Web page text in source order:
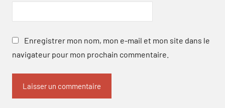
Enregistrer mon nom, mon e-mail et mon site dans le
navigateur pour mon prochain commentaire.